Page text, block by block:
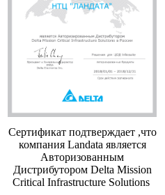
Сертификат подтверждает ,что
компания Landata является
Авторизованным
Дистрибутором Delta Mission
Critical Infrastructure Solutions